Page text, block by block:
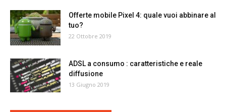
Offerte mobile Pixel 4: quale vuoi abbinare al
tuo?
22 Ottobre 2019
ADSL a consumo : caratteristiche e reale
diffusione
13 Giugno 2019